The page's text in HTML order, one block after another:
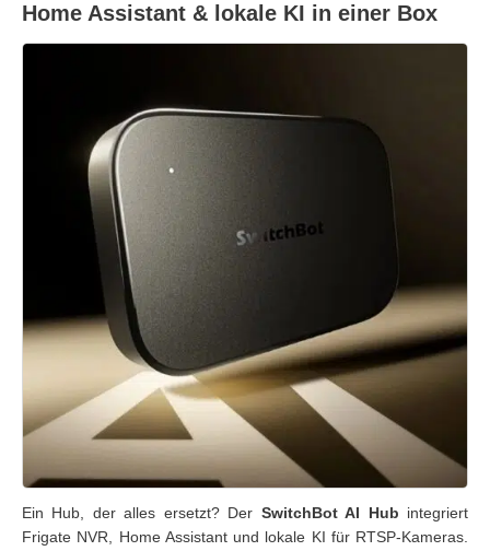
Home Assistant & lokale KI in einer Box
Ein Hub, der alles ersetzt? Der SwitchBot AI Hub integriert
Frigate NVR, Home Assistant und lokale KI für RTSP-Kameras.